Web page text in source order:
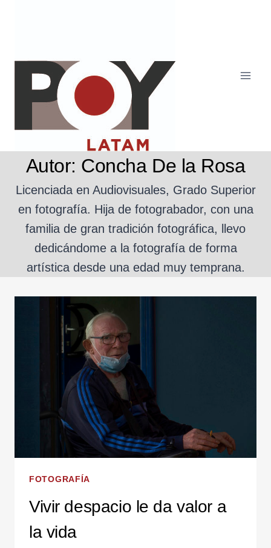
Autor: Concha De la Rosa
Licenciada en Audiovisuales, Grado Superior
en fotografía. Hija de fotograbador, con una
familia de gran tradición fotográfica, llevo
dedicándome a la fotografía de forma
artística desde una edad muy temprana.
FOTOGRAFÍA
Vivir despacio le da valor a
la vida